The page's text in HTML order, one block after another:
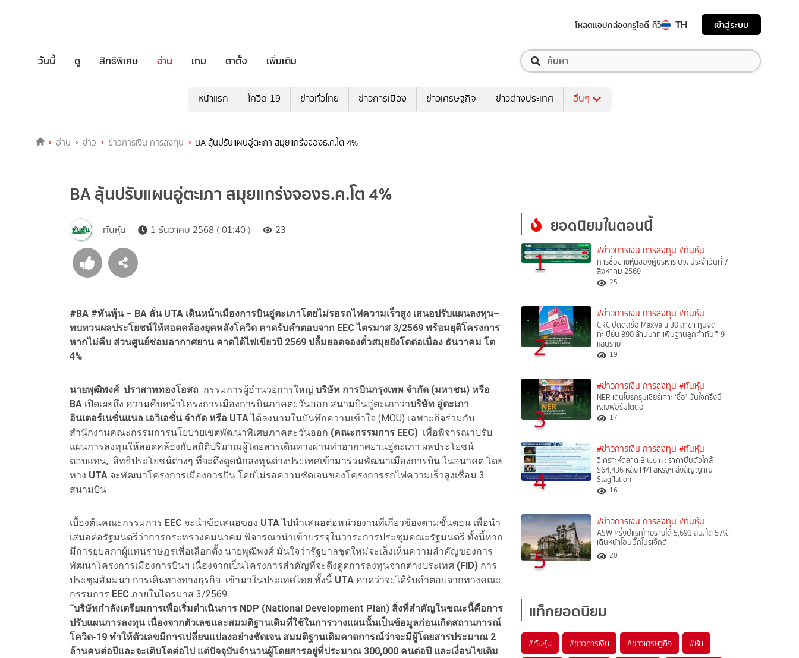
โหลดแอปกล่องทรูไอดี ทีวี TH เข้าสู่ระบบ
วันนี้ ดู สิทธิพิเศษ อ่าน เกม ตาตั้ง เพิ่มเติม
หน้าแรก โควิด-19 ข่าวทั่วไทย ข่าวการเมือง ข่าวเศรษฐกิจ ข่าวต่างประเทศ อื่นๆ
อ่าน ข่าว ข่าวการเงิน การลงทุน BA ลุ้นปรับแผนอู่ตะเภา สมุยแกร่งจองธ.ค.โต 4%
BA ลุ้นปรับแผนอู่ตะเภา สมุยแกร่งจองธ.ค.โต 4%
ทันหุ้น 1 ธันวาคม 2568 ( 01:40 ) 23
#BA #ทันหุ้น – BA ลั่น UTA เดินหน้าเมืองการบินอู่ตะเภาโดยไม่รอรถไฟความเร็วสูง เสนอปรับแผนลงทุน–
ทบทวนผลประโยชน์ให้สอดคล้องยุคหลังโควิด คาดรับคำตอบจาก EECไตรมาส 3/2569 พร้อมยุติโครงการ
หากไม่คืบ ส่วนศูนย์ซ่อมอากาศยาน คาดได้ไฟเขียวปี 2569 ปลื้มยอดจองตั๋วสมุยยังโตต่อเนื่อง ธันวาคม โต
4%
นายพุฒิพงศ์ ปราสาททองโอสถ กรรมการผู้อำนวยการใหญ่ บริษัท การบินกรุงเทพ จำกัด (มหาชน) หรือ
BA เปิดเผยถึง ความคืบหน้าโครงการเมืองการบินภาคตะวันออก สนามบินอู่ตะเภาว่าบริษัท อู่ตะเภา
อินเตอร์เนชั่นแนล เอวิเอชั่น จำกัด หรือ UTAได้ลงนามในบันทึกความเข้าใจ (MOU) เฉพาะกิจร่วมกับ
สำนักงานคณะกรรมการนโยบายเขตพัฒนาพิเศษภาคตะวันออก (คณะกรรมการ EEC) เพื่อพิจารณาปรับ
แผนการลงทุนให้สอดคล้องกับสถิติปริมาณผู้โดยสารเดินทางผ่านท่าอากาศยานอู่ตะเภา ผลประโยชน์
ตอบแทน, สิทธิประโยชน์ต่างๆ ที่จะดึงดูดนักลงทุนต่างประเทศเข้ามาร่วมพัฒนาเมืองการบิน ในอนาคต โดย
ทาง UTA จะพัฒนาโครงการเมืองการบิน โดยไม่รอความชัดเจนของโครงการรถไฟความเร็วสูงเชื่อม 3
สนามบิน
เบื้องต้นคณะกรรมการ EEC จะนำข้อเสนอของ UTAไปนำเสนอต่อหน่วยงานที่เกี่ยวข้องตามขั้นตอน เพื่อนำ
เสนอต่อรัฐมนตรีว่าการกระทรวงคมนาคม พิจารณานำเข้าบรรจุในวาระการประชุมคณะรัฐมนตรี ทั้งนี้หาก
มีการยุบสภาผู้แทนราษฎรเพื่อเลือกตั้ง นายพุฒิพงศ์ มั่นใจว่ารัฐบาลชุดใหม่จะเล็งเห็นความสำคัญของการ
พัฒนาโครงการเมืองการบินฯ เนื่องจากเป็นโครงการสำคัญที่จะดึงดูดการลงทุนจากต่างประเทศ (FID) การ
ประชุมสัมมนา การเดินทางทางธุรกิจ เข้ามาในประเทศไทย ทั้งนี้ UTA คาดว่าจะได้รับคำตอบจากทางคณะ
กรรมการ EEC ภายในไตรมาส 3/2569
“บริษัทกำลังเตรียมการเพื่อเริ่มดำเนินการ NDP (National Development Plan) สิ่งที่สำคัญในขณะนี้คือการ
ปรับแผนการลงทุน เนื่องจากตัวเลขและสมมติฐานเดิมที่ใช้ในการวางแผนนั้นเป็นข้อมูลก่อนเกิดสถานการณ์
โควิด-19 ทำให้ตัวเลขมีการเปลี่ยนแปลงอย่างชัดเจน สมมติฐานเดิมคาดการณ์ว่าจะมีผู้โดยสารประมาณ 2
ล้านคนต่อปีและจะเติบโตต่อไป แต่ปัจจุบันจำนวนผู้โดยสารอยู่ที่ประมาณ 300,000 คนต่อปี และเงื่อนไขเดิม
ยอดนิยมในตอนนี้
1 #ข่าวการเงิน การลงทุน #ทันหุ้น
การซื้อขายหุ้นของผู้บริหาร บจ. ประจำวันที่ 7
สิงหาคม 2569
25
2
#ข่าวการเงิน การลงทุน #ทันหุ้น
CRC ปิดดีลซื้อ MaxValu 30 สาขา ทุนจด
ทะเบียน 890 ล้านบาท เพิ่มฐานลูกค้าทันที 9
แสนราย
19
3
#ข่าวการเงิน การลงทุน #ทันหุ้น
NER เด่นโบรกรุมเชียร์เคาะ ‘ซื้อ’ มั่นใจครึ่งปี
หลังฟอร์มโตต่อ
17
4
#ข่าวการเงิน การลงทุน #ทันหุ้น
วิเคราะห์ตลาด Bitcoin : ราคาบีบตัวใกล้
$64,436 หลัง PMI สหรัฐฯ ส่งสัญญาณ
Stagflation
16
5
#ข่าวการเงิน การลงทุน #ทันหุ้น
ASW ครึ่งปีแรกโกยรายได้ 5,691 ลบ. โต 57%
เดินหน้าโอนบิ๊กโปรเจ็กต์
20
แท็กยอดนิยม
#ทันหุ้น #ข่าวการเงิน #ข่าวเศรษฐกิจ #หุ้น